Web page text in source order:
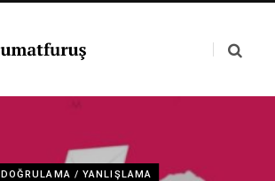
DOĞRULAMA / YANLIŞLAMA